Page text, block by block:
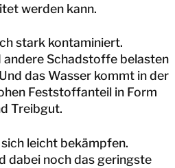
werden kann.
stark kontaminiert.
andere Schadstoffe belasten
das Wasser kommt in der
Feststoffanteil in Form
Treibgut.
leicht bekämpfen.
dabei noch das geringste